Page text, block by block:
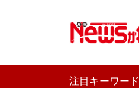
注目キーワード